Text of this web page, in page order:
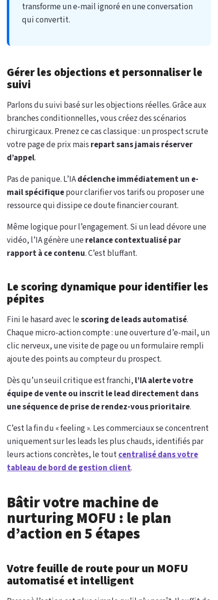
transforme un e-mail ignoré en une conversation
qui convertit.
Gérer les objections et personnaliser le
suivi
Parlons du suivi basé sur les objections réelles. Grâce aux
branches conditionnelles, vous créez des scénarios
chirurgicaux. Prenez ce cas classique : un prospect scrute
votre page de prix mais repart sans jamais réserver
d’appel.
Pas de panique. L’IAdéclenche immédiatement un e-
mail spécifiquepour clarifier vos tarifs ou proposer une
ressource qui dissipe ce doute financier courant.
Même logique pour l’engagement. Si un lead dévore une
vidéo, l’IA génère unerelance contextualisé par
rapport à ce contenu. C’est bluffant.
Le scoring dynamique pour identifier les
pépites
Fini le hasard avec lescoring de leads automatisé.
Chaque micro-action compte : une ouverture d’e-mail, un
clic nerveux, une visite de page ou un formulaire rempli
ajoute des points au compteur du prospect.
Dès qu’un seuil critique est franchi, l’IA alerte votre
équipe de vente ou inscrit le lead directement dans
une séquence de prise de rendez-vous prioritaire.
C’est la fin du « feeling ». Les commerciaux se concentrent
uniquement sur les leads les plus chauds, identifiés par
leurs actions concrètes, le toutcentralisé dans votre
tableau de bord de gestion client.
Bâtir votre machine de
nurturing MOFU : le plan
d’action en 5 étapes
Votre feuille de route pour un MOFU
automatisé et intelligent